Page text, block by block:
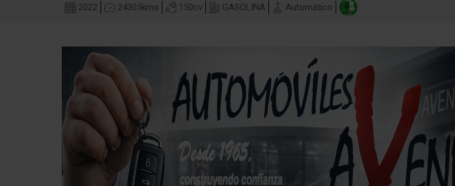
2022 24305kms 150cv GASOLINA Automático